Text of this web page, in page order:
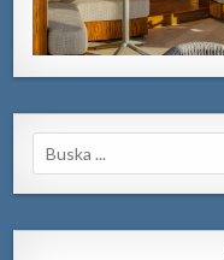
Search
for: